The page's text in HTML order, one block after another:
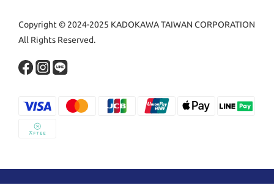
Copyright © 2024-2025 KADOKAWA TAIWAN CORPORATION
All Rights Reserved.